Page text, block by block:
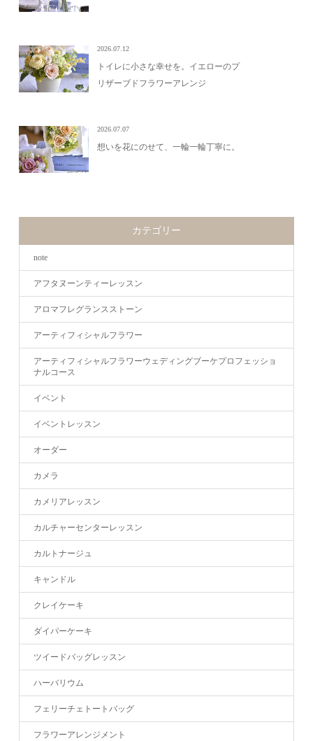
2026.07.12
トイレに小さな幸せを。イエローのプ
リザーブドフラワーアレンジ
2026.07.07
想いを花にのせて、一輪一輪丁寧に。
カテゴリー
note
アフタヌーンティーレッスン
アロマフレグランスストーン
アーティフィシャルフラワー
アーティフィシャルフラワーウェディングブーケプロフェッショ
ナルコース
イベント
イベントレッスン
オーダー
カメラ
カメリアレッスン
カルチャーセンターレッスン
カルトナージュ
キャンドル
クレイケーキ
ダイパーケーキ
ツイードバッグレッスン
ハーバリウム
フェリーチェトートバッグ
フラワーアレンジメント